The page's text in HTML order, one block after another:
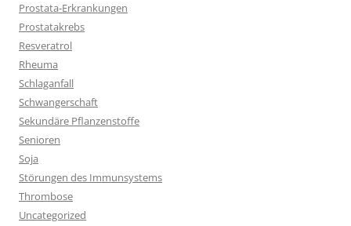
Prostata-Erkrankungen
Prostatakrebs
Resveratrol
Rheuma
Schlaganfall
Schwangerschaft
Sekundäre Pflanzenstoffe
Senioren
Soja
Störungen des Immunsystems
Thrombose
Uncategorized